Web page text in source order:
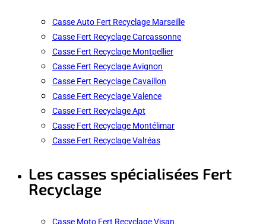
Casse Auto Fert Recyclage Marseille
Casse Fert Recyclage Carcassonne
Casse Fert Recyclage Montpellier
Casse Fert Recyclage Avignon
Casse Fert Recyclage Cavaillon
Casse Fert Recyclage Valence
Casse Fert Recyclage Apt
Casse Fert Recyclage Montélimar
Casse Fert Recyclage Valréas
Les casses spécialisées Fert
Recyclage
Casse Moto Fert Recyclage Visan